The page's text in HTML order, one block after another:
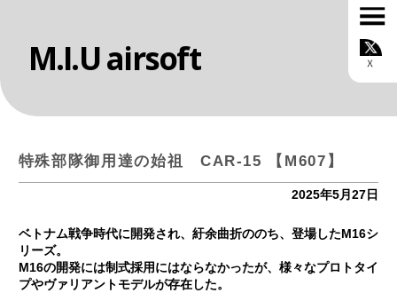
MIUについて
スタッフ紹介
ルール
ブログ
会社概要
M.I.U airsoft
特殊部隊御用達の始祖 CAR-15 【M607】
2025年5月27日
ベトナム戦争時代に開発され、紆余曲折ののち、登場したM16シ
リーズ。
M16の開発には制式採用にはならなかったが、様々なプロトタイ
プやヴァリアントモデルが存在した。